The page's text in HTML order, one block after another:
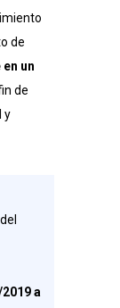
de
un
de
y
a